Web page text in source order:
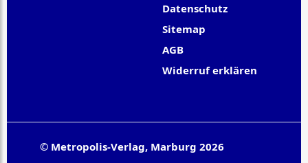
Datenschutz
Sitemap
AGB
Widerruf erklären
© Metropolis-Verlag, Marburg 2026